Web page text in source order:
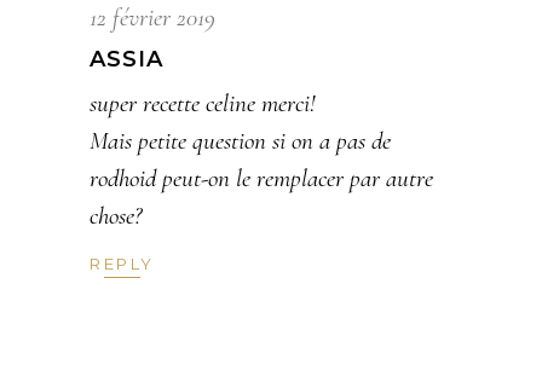
12 février 2019
ASSIA
super recette celine merci!
Mais petite question si on a pas de
rodhoid peut-on le remplacer par autre
chose?
REPLY